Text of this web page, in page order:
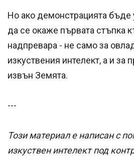
Но ако демонстрацията
да се окаже първата стъпка
надпревара - не само за
изкуствения интелект, а и за
извън Земята.
---
Този материал е написан с
изкуствен интелект под